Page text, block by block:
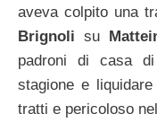
aveva colpito una
Brignoli su
padroni di casa
stagione e liquidare
tratti e pericoloso